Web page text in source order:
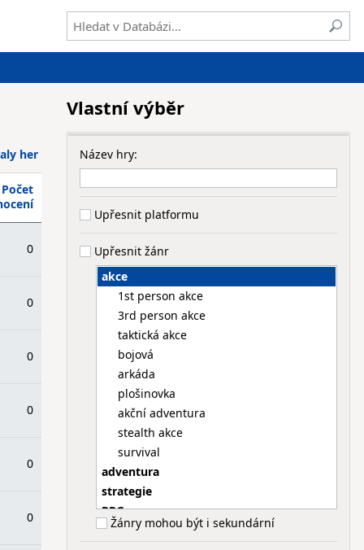
her
Počet
0
0
0
0
0
0
Vlastní výběr
Název hry:
Upřesnit platformu
Upřesnit žánr
akce
1st person akce
3rd person akce
taktická akce
bojová
arkáda
plošinovka
akční adventura
stealth akce
survival
adventura
strategie
RPG
logická
Žánry mohou být i sekundární